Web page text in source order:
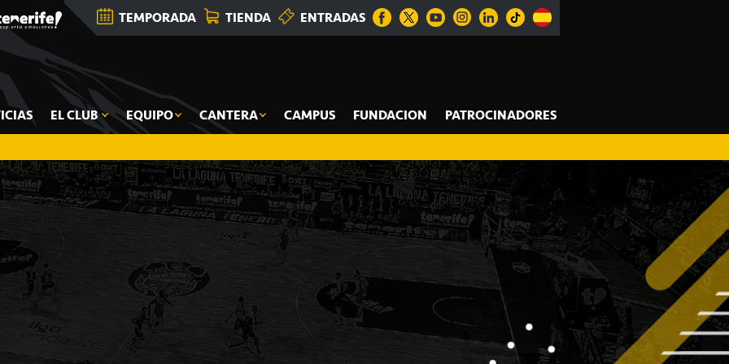
TEMPORADA TIENDA ENTRADAS
EL CLUB EQUIPO CANTERA CAMPUS FUNDACION PATROCINADORES